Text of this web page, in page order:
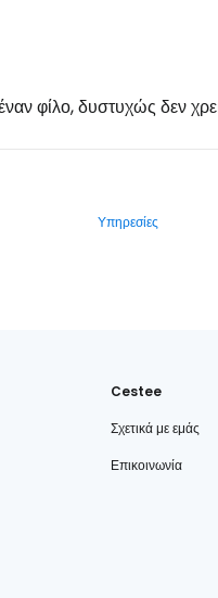
φίλο, δυστυχώς δεν
Υπηρεσίες
Cestee
Σχετικά με εμάς
Επικοινωνία